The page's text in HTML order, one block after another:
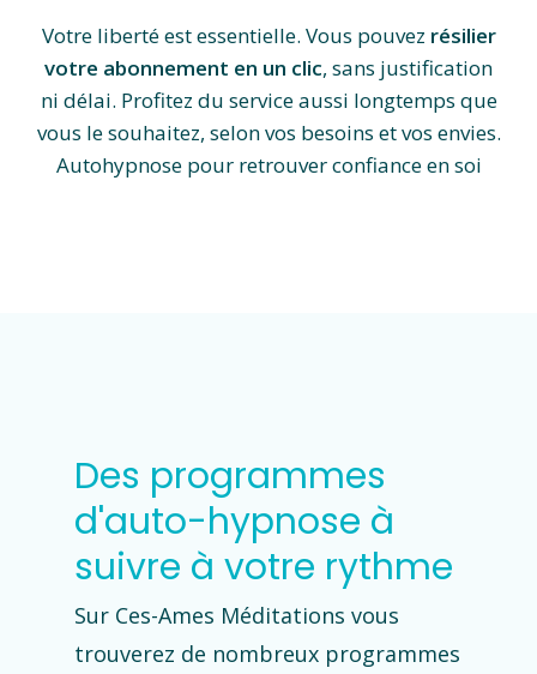
Votre liberté est essentielle. Vous pouvez résilier
votre abonnement en un clic, sans justification
ni délai. Profitez du service aussi longtemps que
vous le souhaitez, selon vos besoins et vos envies.
Autohypnose pour retrouver confiance en soi
Des programmes
d'auto-hypnose à
suivre à votre rythme
Sur Ces-Ames Méditations vous
trouverez de nombreux programmes